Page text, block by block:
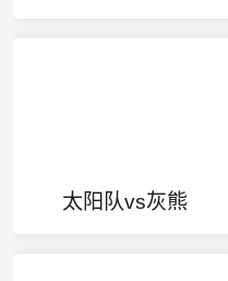
太阳队vs灰熊